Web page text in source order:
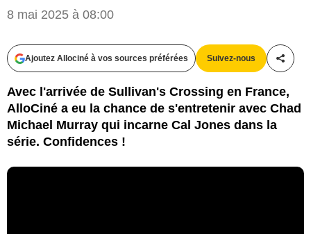
8 mai 2025 à 08:00
Ajoutez Allociné à vos sources préférées Suivez-nous
Avec l'arrivée de Sullivan's Crossing en France,
AlloCiné a eu la chance de s'entretenir avec Chad
Michael Murray qui incarne Cal Jones dans la
série. Confidences !